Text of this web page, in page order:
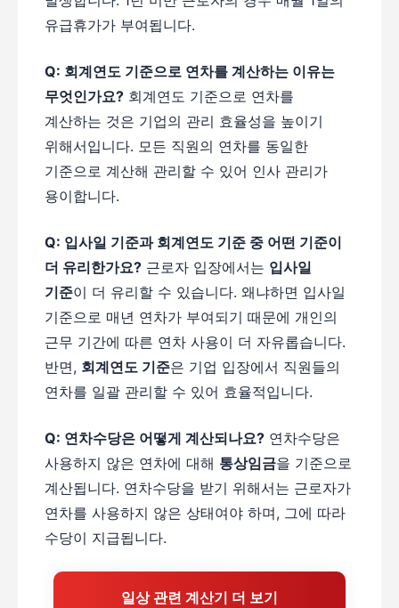
유급휴가가 부여됩니다.
Q: 회계연도 기준으로 연차를 계산하는 이유는
무엇인가요? 회계연도 기준으로 연차를
계산하는 것은 기업의 관리 효율성을 높이기
위해서입니다. 모든 직원의 연차를 동일한
기준으로 계산해 관리할 수 있어 인사 관리가
용이합니다.
Q: 입사일 기준과 회계연도 기준 중 어떤 기준이
더 유리한가요? 근로자 입장에서는 입사일
기준이 더 유리할 수 있습니다. 왜냐하면 입사일
기준으로 매년 연차가 부여되기 때문에 개인의
근무 기간에 따른 연차 사용이 더 자유롭습니다.
반면, 회계연도 기준은 기업 입장에서 직원들의
연차를 일괄 관리할 수 있어 효율적입니다.
Q: 연차수당은 어떻게 계산되나요? 연차수당은
사용하지 않은 연차에 대해 통상임금을 기준으로
계산됩니다. 연차수당을 받기 위해서는 근로자가
연차를 사용하지 않은 상태여야 하며, 그에 따라
수당이 지급됩니다.
일상 관련 계산기 더 보기